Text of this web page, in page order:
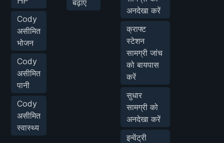
Cody
असीमित
भोजन
Cody
असीमित
पानी
Cody
असीमित
स्वास्थ्य
बढ़ाएं
अनदेखा करें
क्राफ्ट
स्टेशन
सामग्री जांच
को बायपास
करें
सुधार
सामग्री को
अनदेखा करें
इन्वेंट्री